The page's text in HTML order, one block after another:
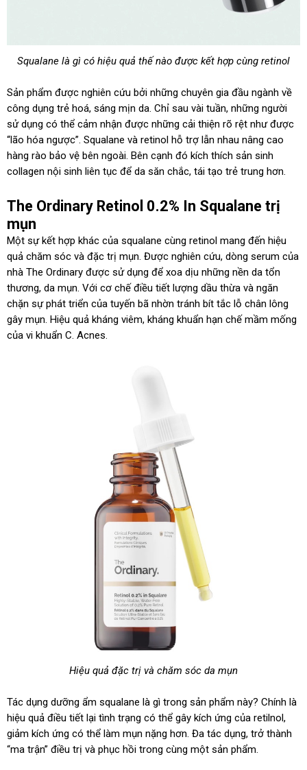
Squalane là gì có hiệu quả thế nào được kết hợp cùng retinol
Sản phẩm được nghiên cứu bởi những chuyên gia đầu ngành về
công dụng trẻ hoá, sáng mịn da. Chỉ sau vài tuần, những người
sử dụng có thể cảm nhận được những cải thiện rõ rệt như được
“lão hóa ngược”. Squalane và retinol hỗ trợ lẫn nhau nâng cao
hàng rào bảo vệ bên ngoài. Bên cạnh đó kích thích sản sinh
collagen nội sinh liên tục để da săn chắc, tái tạo trẻ trung hơn.
The Ordinary Retinol 0.2% In Squalane trị
mụn
Một sự kết hợp khác của squalane cùng retinol mang đến hiệu
quả chăm sóc và đặc trị mụn. Được nghiên cứu, dòng serum của
nhà The Ordinary được sử dụng để xoa dịu những nền da tổn
thương, da mụn. Với cơ chế điều tiết lượng dầu thừa và ngăn
chặn sự phát triển của tuyến bã nhờn tránh bít tắc lỗ chân lông
gây mụn. Hiệu quả kháng viêm, kháng khuẩn hạn chế mầm mống
của vi khuẩn C. Acnes.
Hiệu quả đặc trị và chăm sóc da mụn
Tác dụng dưỡng ẩm squalane là gì trong sản phẩm này? Chính là
hiệu quả điều tiết lại tình trạng có thể gây kích ứng của retilnol,
giảm kích ứng có thể làm mụn nặng hơn. Đa tác dụng, trở thành
“ma trận” điều trị và phục hồi trong cùng một sản phẩm.